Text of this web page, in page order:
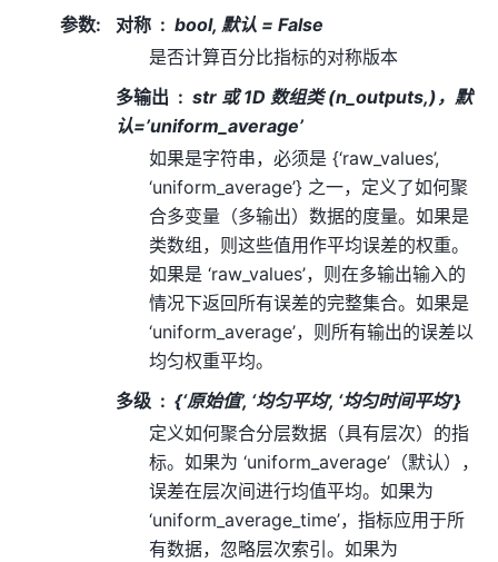
参数: 对称
bool, 默认 = False
是否计算百分比指标的对称版本
多输出
str 或 1D 数组类 (n_outputs,)，默
认=’uniform_average’
如果是字符串，必须是 {‘raw_values’,
‘uniform_average’} 之一，定义了如何聚
合多变量（多输出）数据的度量。如果是
类数组，则这些值用作平均误差的权重。
如果是 ‘raw_values’，则在多输出输入的
情况下返回所有误差的完整集合。如果是
‘uniform_average’，则所有输出的误差以
均匀权重平均。
多级
{‘原始值’, ‘均匀平均’, ‘均匀时间平均’}
定义如何聚合分层数据（具有层次）的指
标。如果为 ‘uniform_average’（默认），
误差在层次间进行均值平均。如果为
‘uniform_average_time’，指标应用于所
有数据，忽略层次索引。如果为